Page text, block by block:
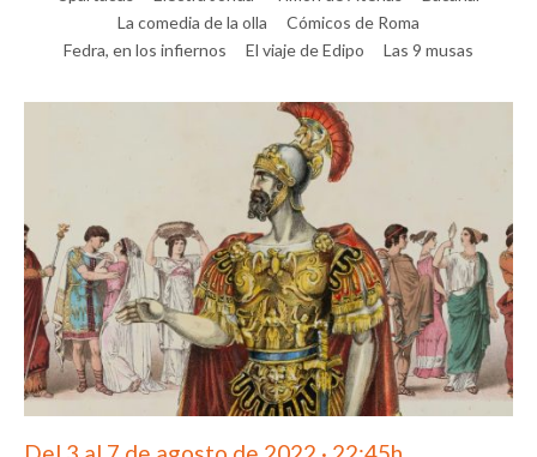
La comedia de la olla
Cómicos de Roma
Fedra, en los infiernos
El viaje de Edipo Las 9 musas